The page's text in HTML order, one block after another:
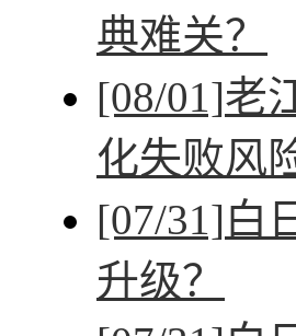
典难关？
[08/01]老
化失败风
[07/31]白
升级？